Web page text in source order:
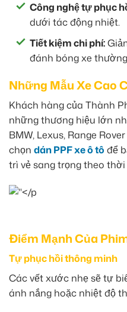
Công nghệ tự phục
dưới tác động nhiệt.
Tiết kiệm chi phí:
đánh bóng xe
Những Mẫu Xe Cao
Khách hàng của Thành
những thương hiệu lớn
BMW, Lexus, Range
chọn dán PPF xe ô tôđể
trì vẻ sang trọng theo thời
Điểm Mạnh Của
Tự phục hồi thông minh
Các vết xước nhẹ sẽ tự
ánh nắng hoặc nhiệt độ